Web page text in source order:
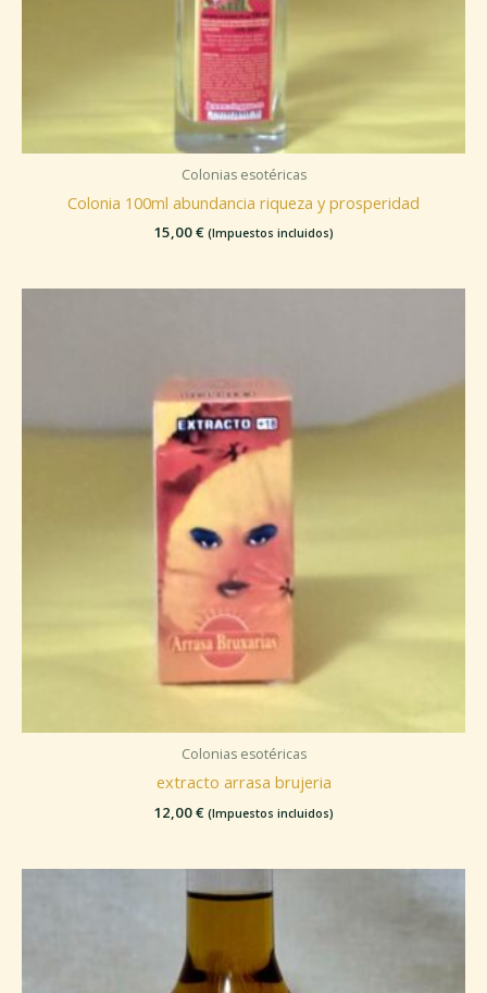
Colonias esotéricas
Colonia 100ml abundancia riqueza y prosperidad
15,00€ (Impuestos incluidos)
Colonias esotéricas
extracto arrasa brujeria
12,00€ (Impuestos incluidos)